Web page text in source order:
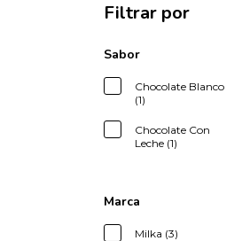
Filtrar por
Sabor
Chocolate Blanco
(1)
Chocolate Con
Leche (1)
Marca
Milka (3)